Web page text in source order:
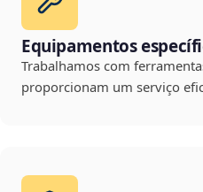
Equipamentos
Trabalhamos com
proporcionam um serviço